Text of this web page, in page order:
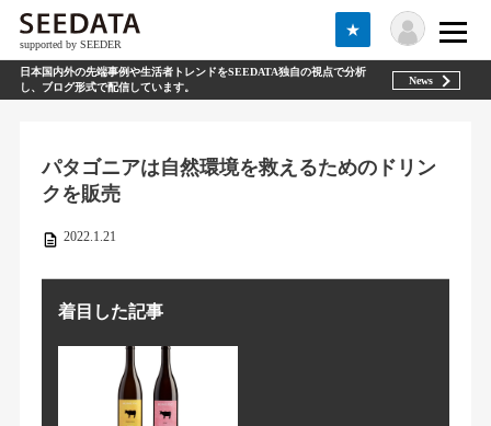
supported by SEEDER
★
日本国内外の先端事例や生活者トレンドをSEEDATA独自の視点で分析
し、ブログ形式で配信しています。
News
パタゴニアは自然環境を救えるためのドリン
クを販売
2022.1.21
着目した記事